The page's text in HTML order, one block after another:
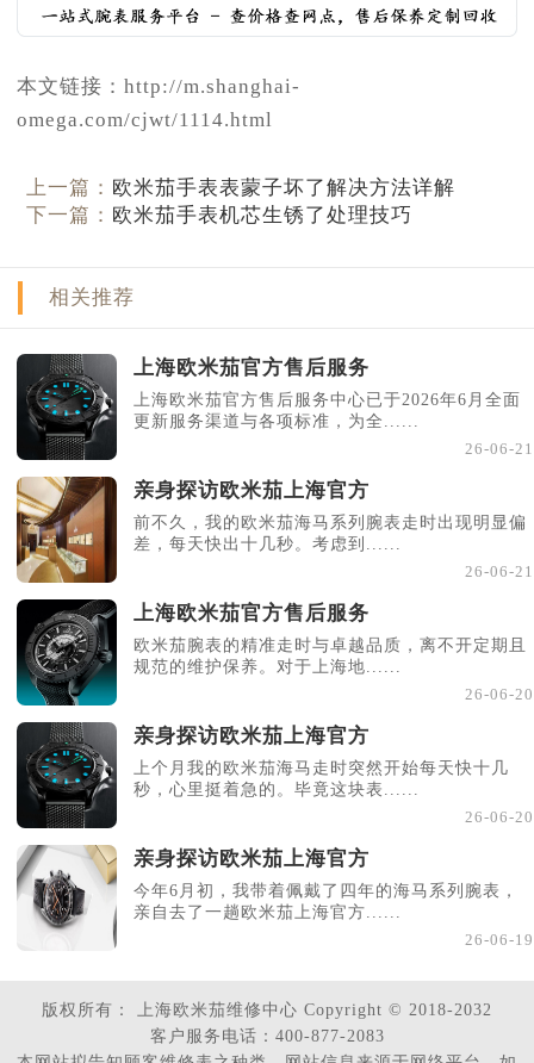
本文链接：http://m.shanghai-
omega.com/cjwt/1114.html
上一篇： 欧米茄手表表蒙子坏了解决方法详解
下一篇： 欧米茄手表机芯生锈了处理技巧
相关推荐
上海欧米茄官方售后服务
上海欧米茄官方售后服务中心已于2026年6月全面
更新服务渠道与各项标准，为全......
26-06-21
亲身探访欧米茄上海官方
前不久，我的欧米茄海马系列腕表走时出现明显偏
差，每天快出十几秒。考虑到......
26-06-21
上海欧米茄官方售后服务
欧米茄腕表的精准走时与卓越品质，离不开定期且
规范的维护保养。对于上海地......
26-06-20
亲身探访欧米茄上海官方
上个月我的欧米茄海马走时突然开始每天快十几
秒，心里挺着急的。毕竟这块表......
26-06-20
亲身探访欧米茄上海官方
今年6月初，我带着佩戴了四年的海马系列腕表，
亲自去了一趟欧米茄上海官方......
26-06-19
版权所有： 上海欧米茄维修中心 Copyright © 2018-2032
客户服务电话：400-877-2083